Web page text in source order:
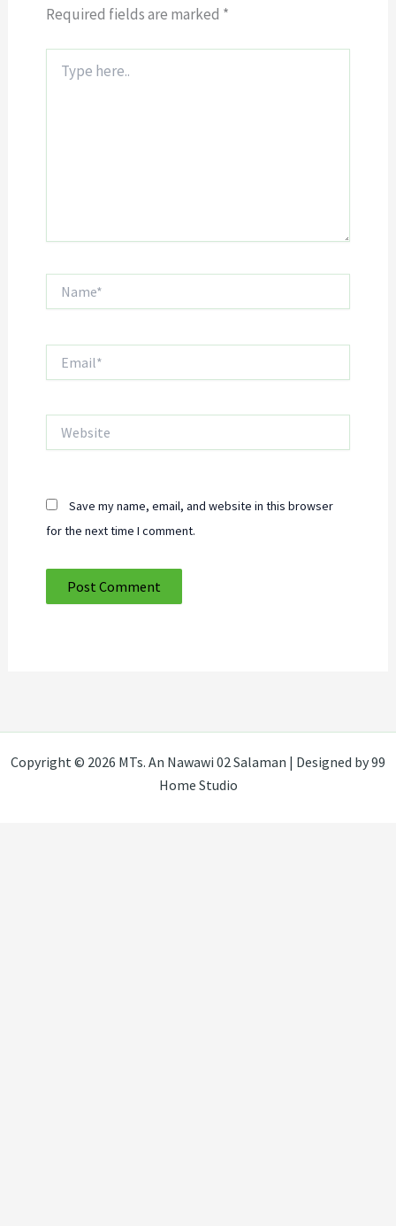
Required fields are marked *
here..
Save my name, email, and website in this browser
for the next time I comment.
Copyright © 2026 MTs. An Nawawi 02 Salaman | Designed by 99
Home Studio